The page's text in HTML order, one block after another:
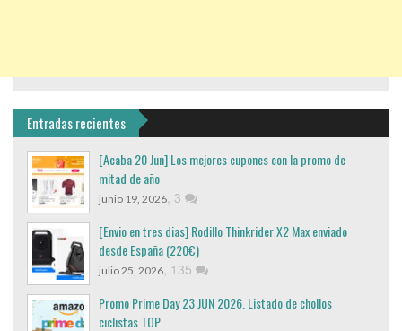
Entradas recientes
[Acaba 20 Jun] Los mejores cupones con la promo de
mitad de año
junio 19, 2026, 3
[Envio en tres dias] Rodillo Thinkrider X2 Max enviado
desde España (220€)
julio 25, 2026, 135
Promo Prime Day 23 JUN 2026. Listado de chollos
ciclistas TOP